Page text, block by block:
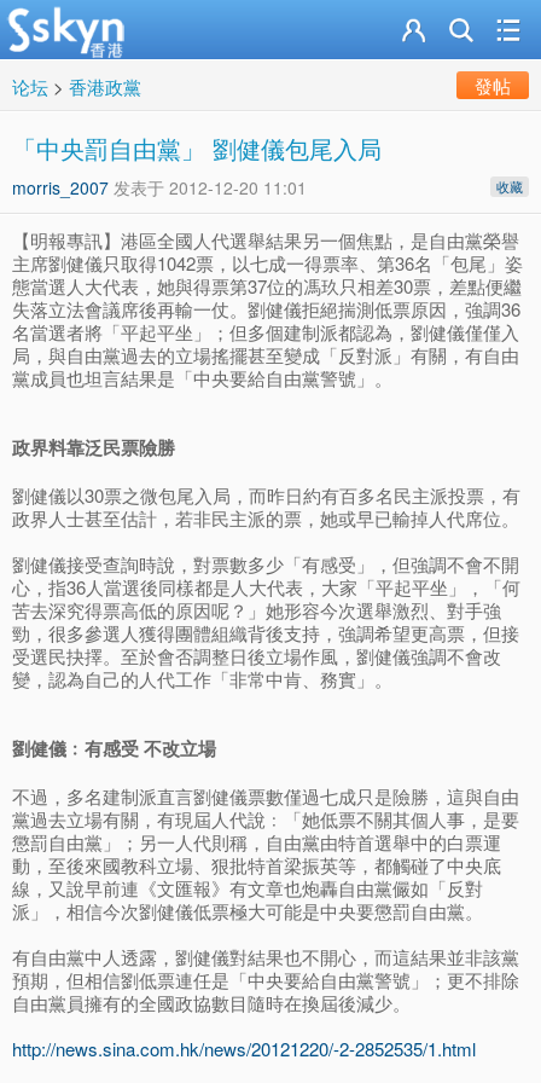
论坛 > 香港政黨 發帖
「中央罰自由黨」 劉健儀包尾入局
收藏
morris_2007 发表于 2012-12-20 11:01
【明報專訊】港區全國人代選舉結果另一個焦點，是自由黨榮譽
主席劉健儀只取得1042票，以七成一得票率、第36名「包尾」姿
態當選人大代表，她與得票第37位的馮玖只相差30票，差點便繼
失落立法會議席後再輸一仗。劉健儀拒絕揣測低票原因，強調36
名當選者將「平起平坐」；但多個建制派都認為，劉健儀僅僅入
局，與自由黨過去的立場搖擺甚至變成「反對派」有關，有自由
黨成員也坦言結果是「中央要給自由黨警號」。
政界料靠泛民票險勝
劉健儀以30票之微包尾入局，而昨日約有百多名民主派投票，有
政界人士甚至估計，若非民主派的票，她或早已輸掉人代席位。
劉健儀接受查詢時說，對票數多少「有感受」，但強調不會不開
心，指36人當選後同樣都是人大代表，大家「平起平坐」，「何
苦去深究得票高低的原因呢？」她形容今次選舉激烈、對手強
勁，很多參選人獲得團體組織背後支持，強調希望更高票，但接
受選民抉擇。至於會否調整日後立場作風，劉健儀強調不會改
變，認為自己的人代工作「非常中肯、務實」。
劉健儀﹕有感受 不改立場
不過，多名建制派直言劉健儀票數僅過七成只是險勝，這與自由
黨過去立場有關，有現屆人代說﹕「她低票不關其個人事，是要
懲罰自由黨」；另一人代則稱，自由黨由特首選舉中的白票運
動，至後來國教科立場、狠批特首梁振英等，都觸碰了中央底
線，又說早前連《文匯報》有文章也炮轟自由黨儼如「反對
派」，相信今次劉健儀低票極大可能是中央要懲罰自由黨。
有自由黨中人透露，劉健儀對結果也不開心，而這結果並非該黨
預期，但相信劉低票連任是「中央要給自由黨警號」；更不排除
自由黨員擁有的全國政協數目隨時在換屆後減少。
http://news.sina.com.hk/news/20121220/-2-2852535/1.html